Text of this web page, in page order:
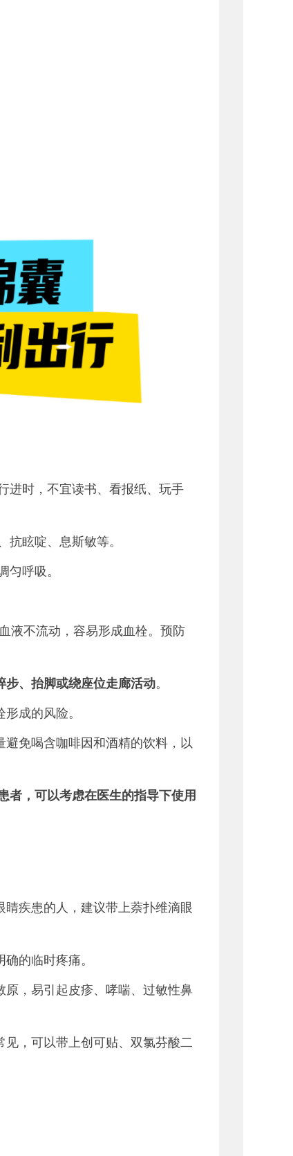
进时，不宜读书、看报纸、玩手
抗眩啶、息斯敏等。
匀呼吸。
液不流动，容易形成血栓。预防
步、抬脚或绕座位走廊活动。
成的风险。
避免喝含咖啡因和酒精的饮料，以
者，可以考虑在医生的指导下使用
疾患的人，建议带上萘扑维滴眼
的临时疼痛。
，易引起皮疹、哮喘、过敏性鼻
，可以带上创可贴、双氯芬酸二